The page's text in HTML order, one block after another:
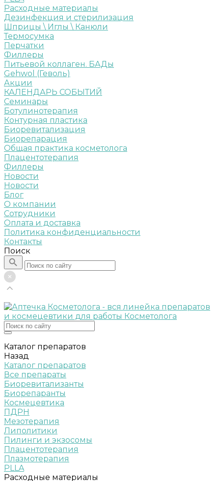
Расходные материалы
Дезинфекция и стерилизация
Шприцы \ Иглы \ Канюли
Термосумка
Перчатки
Филлеры
Питьевой коллаген. БАДы
Gehwol (Геволь)
Акции
КАЛЕНДАРЬ СОБЫТИЙ
Семинары
Ботулинотерапия
Контурная пластика
Биоревитализация
Биорепарация
Общая практика косметолога
Плацентотерапия
Филлеры
Новости
Новости
Блог
О компании
Сотрудники
Оплата и доставка
Политика конфиденциальности
Контакты
Поиск
Каталог препаратов
Назад
Каталог препаратов
Все препараты
Биоревитализанты
Биорепаранты
Космецевтика
ПДРН
Мезотерапия
Липолитики
Пилинги и экзосомы
Плацентотерапия
Плазмотерапия
PLLA
Расходные материалы